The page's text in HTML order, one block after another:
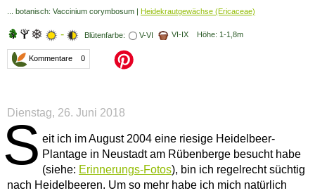
... botanisch: Vaccinium corymbosum | Heidekrautgewächse (Ericaceae)
- Blütenfarbe: V-VI VI-IX Höhe: 1-1,8m
Kommentare 0
Dienstag, 26. Juni 2018
S eit ich im August 2004 eine riesige Heidelbeer-
Plantage in Neustadt am Rübenberge besucht habe
(siehe: Erinnerungs-Fotos), bin ich regelrecht süchtig
nach Heidelbeeren. Um so mehr habe ich mich natürlich